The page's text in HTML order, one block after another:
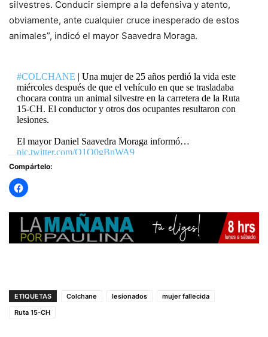
silvestres. Conducir siempre a la defensiva y atento,
obviamente, ante cualquier cruce inesperado de estos
animales”, indicó el mayor Saavedra Moraga.
#COLCHANE | Una mujer de 25 años perdió la vida este
miércoles después de que el vehículo en que se trasladaba
chocara contra un animal silvestre en la carretera de la Ruta
15-CH. El conductor y otros dos ocupantes resultaron con
lesiones.
El mayor Daniel Saavedra Moraga informó…
pic.twitter.com/Q1O0gBnWA9
— RADIO PAULINA (@radiopaulina)
Compártelo:
ETIQUETAS Colchane lesionados
mujer fallecida
Ruta 15-CH